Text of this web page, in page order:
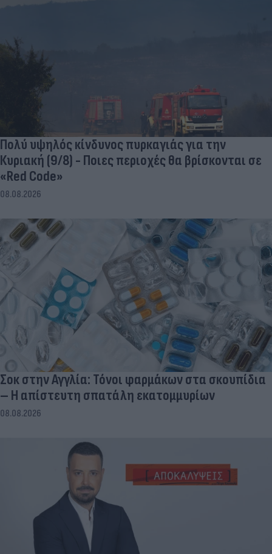
Πολύ υψηλός κίνδυνος πυρκαγιάς για την
Κυριακή (9/8) - Ποιες περιοχές θα βρίσκονται σε
«Red Code»
08.08.2026
Σοκ στην Αγγλία: Τόνοι φαρμάκων στα σκουπίδια
– Η απίστευτη σπατάλη εκατομμυρίων
08.08.2026